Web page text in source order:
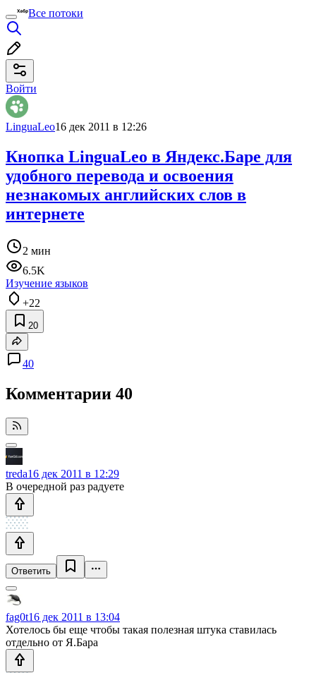
Все потоки
Войти
LinguaLeo16 дек 2011 в 12:26
Кнопка LinguaLeo в Яндекс.Баре для
удобного перевода и освоения
незнакомых английских слов в
интернете
2 мин
6.5K
Изучение языков
+22
20
40
Комментарии 40
treda16 дек 2011 в 12:29
В очередной раз радуете
Ответить
fag0t16 дек 2011 в 13:04
Хотелось бы еще чтобы такая полезная штука ставилась
отдельно от Я.Бара